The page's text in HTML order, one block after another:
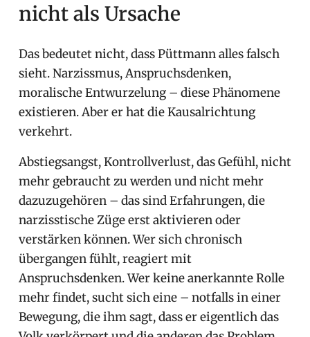
nicht als Ursache
Das bedeutet nicht, dass Püttmann alles falsch
sieht. Narzissmus, Anspruchsdenken,
moralische Entwurzelung – diese Phänomene
existieren. Aber er hat die Kausalrichtung
verkehrt.
Abstiegsangst, Kontrollverlust, das Gefühl, nicht
mehr gebraucht zu werden und nicht mehr
dazuzugehören – das sind Erfahrungen, die
narzisstische Züge erst aktivieren oder
verstärken können. Wer sich chronisch
übergangen fühlt, reagiert mit
Anspruchsdenken. Wer keine anerkannte Rolle
mehr findet, sucht sich eine – notfalls in einer
Bewegung, die ihm sagt, dass er eigentlich das